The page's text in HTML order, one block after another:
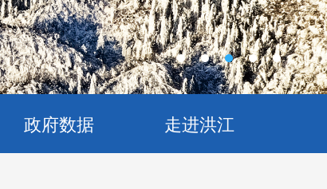
政府数据 走进洪江